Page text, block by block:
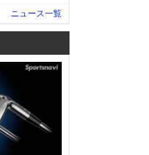
ニュース一覧